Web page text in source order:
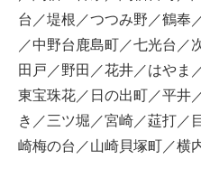
台／堤根／つつみ野／鶴奉
／中野台鹿島町／七光台／
田戸／野田／花井／はやま
東宝珠花／日の出町／平井
き／三ツ堀／宮崎／莚打／
崎梅の台／山崎貝塚町／横